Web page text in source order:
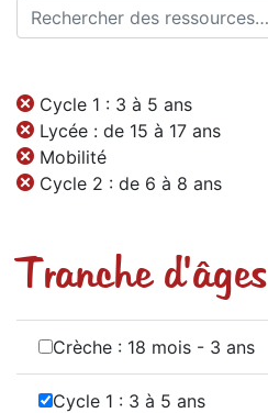
Cycle 1 : 3 à 5 ans
Lycée : de 15 à 17 ans
Mobilité
Cycle 2 : de 6 à 8 ans
Tranche d'âges
Crèche : 18 mois - 3 ans
Cycle 1 : 3 à 5 ans